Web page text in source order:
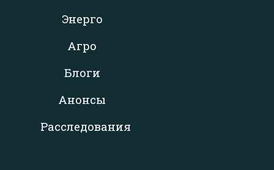
Энерго
Агро
Блоги
Анонсы
Расследования